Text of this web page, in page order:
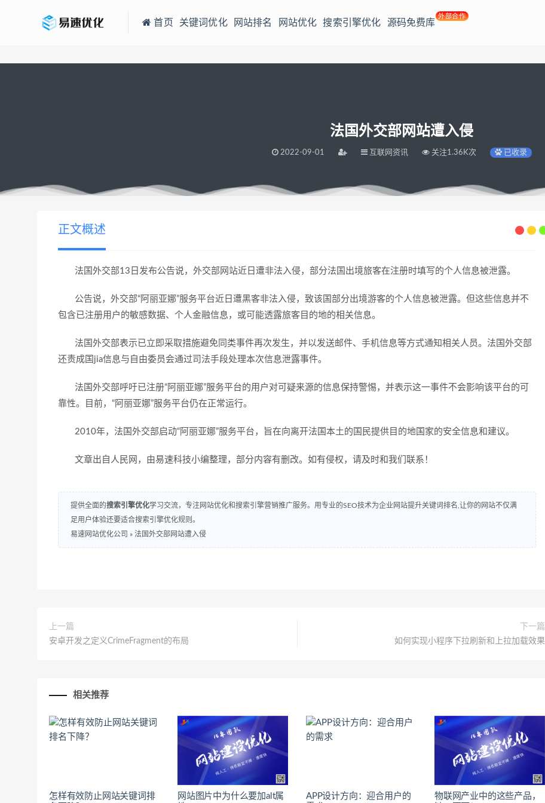
首页 关键词优化 网站排名 网站优化 搜索引擎优化 源码免费库
外部合作
法国外交部网站遭入侵
2022-09-01 互联网资讯 关注1.36K次 已收录
当前位置： 易速网站优化公司 >法国外交部网站遭入侵
正文概述
法国外交部13日发布公告说，外交部网站近日遭非法入侵，部分法国出境旅客在注册时填写的个人信息被泄露。
公告说，外交部“阿丽亚娜”服务平台近日遭黑客非法入侵，致该国部分出境游客的个人信息被泄露。但这些信息并不
包含已注册用户的敏感数据、个人金融信息，或可能透露旅客目的地的相关信息。
法国外交部表示已立即采取措施避免同类事件再次发生，并以发送邮件、手机信息等方式通知相关人员。法国外交部
还责成国jia信息与自由委员会通过司法手段处理本次信息泄露事件。
法国外交部呼吁已注册“阿丽亚娜”服务平台的用户对可疑来源的信息保持警惕，并表示这一事件不会影响该平台的可
靠性。目前，“阿丽亚娜”服务平台仍在正常运行。
2010年，法国外交部启动“阿丽亚娜”服务平台，旨在向离开法国本土的国民提供目的地国家的安全信息和建议。
文章出自人民网，由易速科技小编整理，部分内容有删改。如有侵权，请及时和我们联系！
提供全面的搜索引擎优化学习交流，专注网站优化和搜索引擎营销推广服务。用专业的SEO技术为企业网站提升关键词排名,让你的网站不仅满
足用户体验还要适合搜索引擎优化规则。
易速网站优化公司 » 法国外交部网站遭入侵
上一篇
安卓开发之定义CrimeFragment的布局
下一篇
如何实现小程序下拉刷新和上拉加载效果
相关推荐
怎样有效防止网站关键词排
网站图片中为什么要加alt属
APP设计方向：迎合用户的
物联网产业中的这些产品，